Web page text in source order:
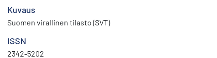
Kuvaus
Suomen virallinen tilasto (SVT)
ISSN
2342-5202